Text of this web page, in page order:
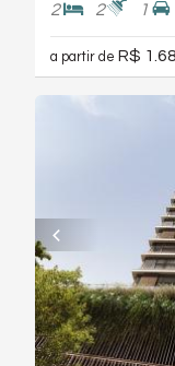
2 2 1
a partir de R$